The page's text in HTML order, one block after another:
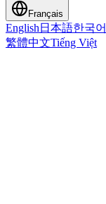
Français
English 日本語한국어
繁體中文Tiếng Việt